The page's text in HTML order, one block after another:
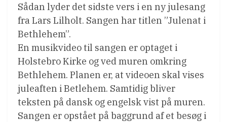
Sådan lyder det sidste vers i en ny julesang
fra Lars Lilholt. Sangen har titlen ”Julenat i
Bethlehem”.
En musikvideo til sangen er optaget i
Holstebro Kirke og ved muren omkring
Bethlehem. Planen er, at videoen skal vises
juleaften i Betlehem. Samtidig bliver
teksten på dansk og engelsk vist på muren.
Sangen er opstået på baggrund af et besøg i